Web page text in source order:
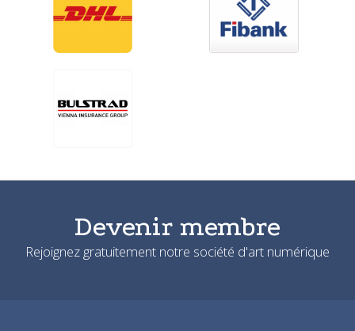
Devenir membre
Rejoignez gratuitement notre société d'art numérique